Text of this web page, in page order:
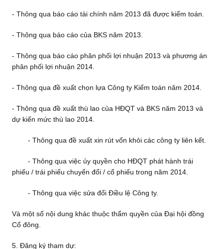
- Thông qua báo cáo tài chính năm 2013 đã được kiểm toán.
- Thông qua báo cáo của BKS năm 2013.
- Thông qua báo cáo phân phối lợi nhuận 2013 và phương án
phân phối lợi nhuận 2014.
- Thông qua đề xuất chọn lựa Công ty Kiểm toán năm 2014.
- Thông qua đề xuất thù lao của HĐQT và BKS năm 2013 và
dự kiến mức thù lao 2014.
- Thông qua đề xuất xin rút vốn khỏi các công ty liên kết.
- Thông qua việc ủy quyền cho HĐQT phát hành trái
phiếu / trái phiếu chuyển đổi / cổ phiếu trong năm 2014.
- Thông qua việc sửa đổi Điều lệ Công ty.
Và một số nội dung khác thuộc thẩm quyền của Đại hội đồng
Cổ đông.
5. Đăng ký tham dự: